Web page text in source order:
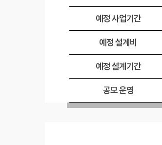
예정 사업기간
예정 설계비
예정 설계기간
공모 운영